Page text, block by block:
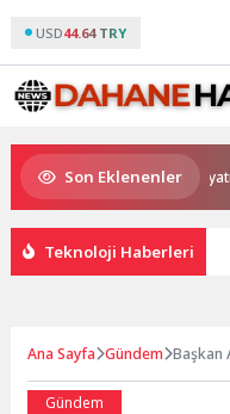
USD44.64 TRY
Son Eklenenler
modern ulaşım yatırımı
Teknoloji Haberleri
Ana Sayfa Gündem Başkan
Gündem